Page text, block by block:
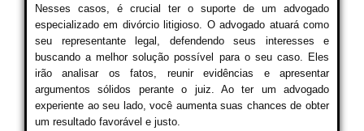
Nesses casos, é crucial ter o suporte de um advogado
especializado em divórcio litigioso. O advogado atuará como
seu representante legal, defendendo seus interesses e
buscando a melhor solução possível para o seu caso. Eles
irão analisar os fatos, reunir evidências e apresentar
argumentos sólidos perante o juiz. Ao ter um advogado
experiente ao seu lado, você aumenta suas chances de obter
um resultado favorável e justo.